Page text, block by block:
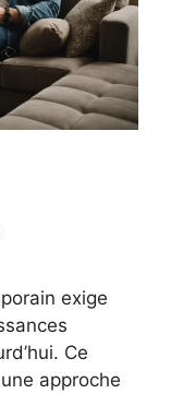
exige
Ce
approche